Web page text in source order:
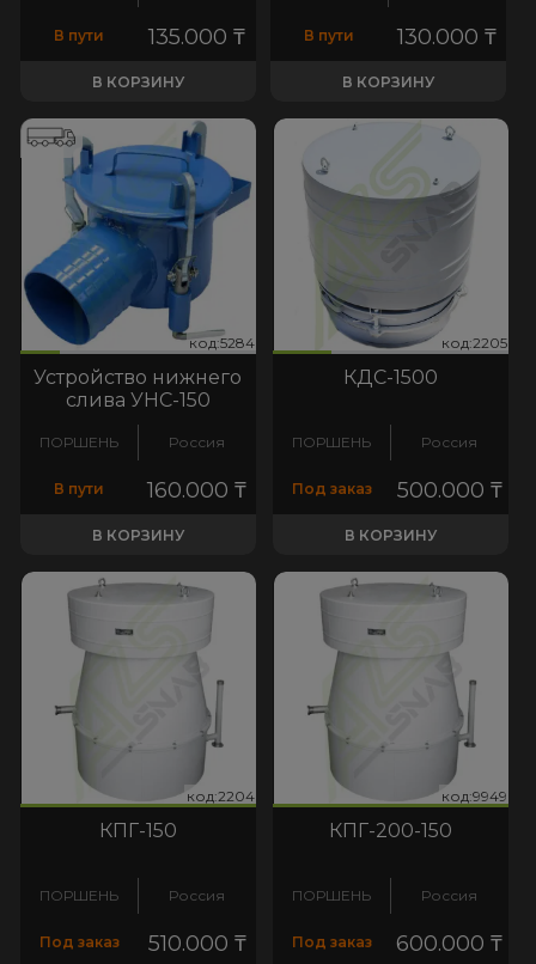
В пути 135.000₸
В КОРЗИНУ
В пути 130.000₸
В КОРЗИНУ
код:5284 код:5284
Устройство нижнего
слива УНС-150
ПОРШЕНЬ Россия
В пути 160.000₸
В КОРЗИНУ
код:2205 код:2205
КДС-1500
ПОРШЕНЬ Россия
Под заказ 500.000 ₸
В КОРЗИНУ
код:2204 код:2204
КПГ-150
ПОРШЕНЬ Россия
Под заказ 510.000 ₸
код:9949 код:9949
КПГ-200-150
ПОРШЕНЬ Россия
Под заказ 600.000₸